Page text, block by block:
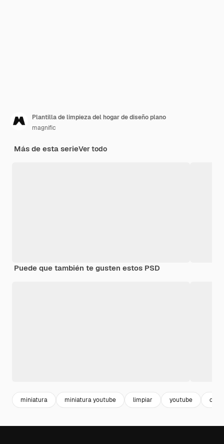
Plantilla de limpieza del hogar de diseño plano
magnific
Más de esta serieVer todo
Puede que también te gusten estos PSD
miniatura miniatura youtube limpiar youtube